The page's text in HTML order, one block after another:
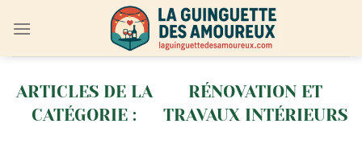
RÉNOVATION ET
TRAVAUX INTÉRIEURS